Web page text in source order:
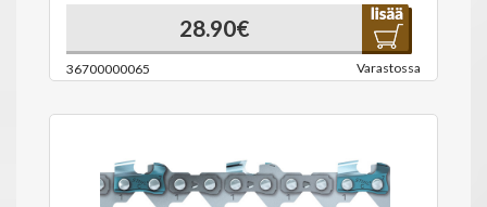
28.90€
36700000065 Varastossa